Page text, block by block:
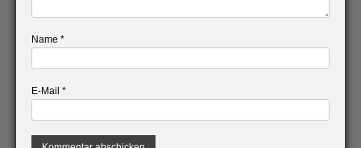
Name *
E-Mail *